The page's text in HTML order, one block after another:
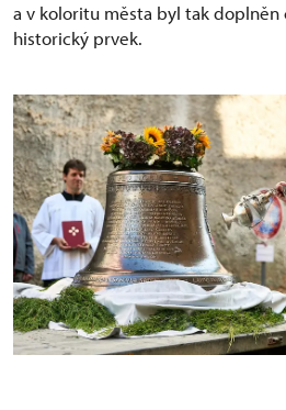
a v koloritu města byl tak
historický prvek.